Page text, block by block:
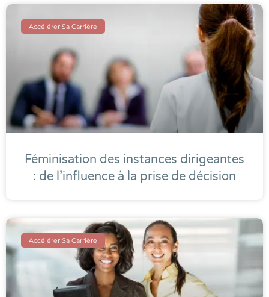
Accélérer Sa Carrière
Féminisation des instances dirigeantes
: de l’influence à la prise de décision
Accélérer Sa Carrière